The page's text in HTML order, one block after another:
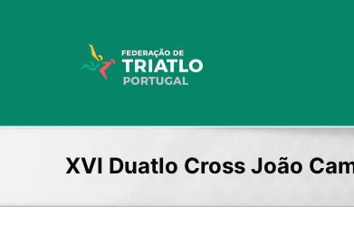
XVI Duatlo Cross João